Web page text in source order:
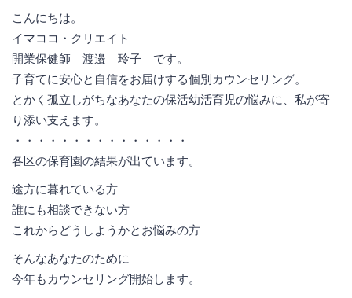
こんにちは。
イマココ・クリエイト
開業保健師 渡邉 玲子 です。
子育てに安心と自信をお届けする個別カウンセリング。
とかく孤立しがちなあなたの保活幼活育児の悩みに、私が寄
り添い支えます。
・・・・・・・・・・・・・・・
各区の保育園の結果が出ています。
途方に暮れている方
誰にも相談できない方
これからどうしようかとお悩みの方
そんなあなたのために
今年もカウンセリング開始します。